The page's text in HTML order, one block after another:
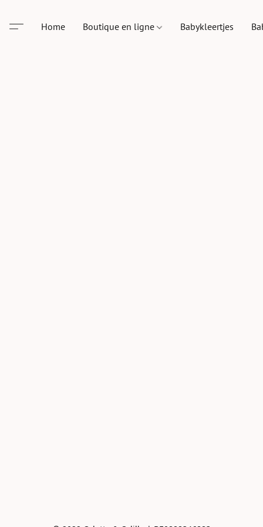
Home Boutique en ligne Babykleertjes